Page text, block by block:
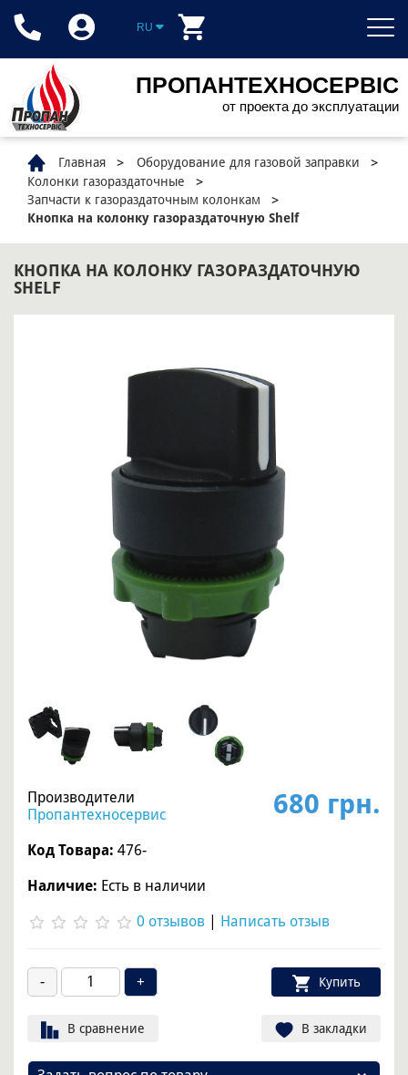
ПРОПАНТЕХНОСЕРВІС
от проекта до эксплуатации
RU
Главная
Оборудование для газовой заправки
Колонки газораздаточные
Запчасти к газораздаточным колонкам
Кнопка на колонку газораздаточную Shelf
КНОПКА НА КОЛОНКУ ГАЗОРАЗДАТОЧНУЮ
SHELF
680 грн.
Производители
Пропантехносервис
Код Товара: 476-
Наличие: Есть в наличии
0 отзывов Написать отзыв
Купить
В сравнение В закладки